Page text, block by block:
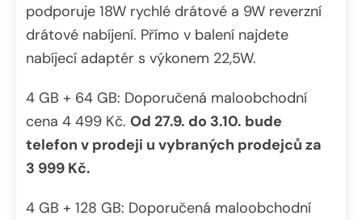
podporuje 18W rychlé drátové a 9W reverzní
drátové nabíjení. Přímo v balení najdete
nabíjecí adaptér s výkonem 22,5W.
4 GB + 64 GB: Doporučená maloobchodní
cena 4 499 Kč. Od 27.9. do 3.10. bude
telefon v prodeji u vybraných prodejců za
3 999 Kč.
4 GB + 128 GB: Doporučená maloobchodní